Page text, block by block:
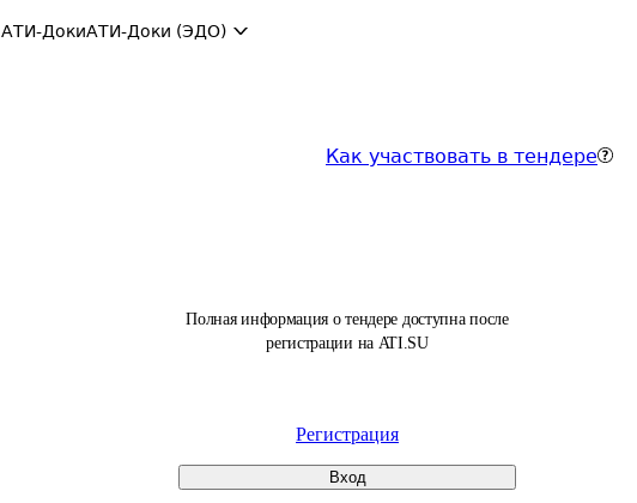
АТИ-ДокиАТИ-Доки (ЭДО)
Как участвовать в тендере
Полная информация о тендере доступна после
регистрации на ATI.SU
Регистрация
Вход